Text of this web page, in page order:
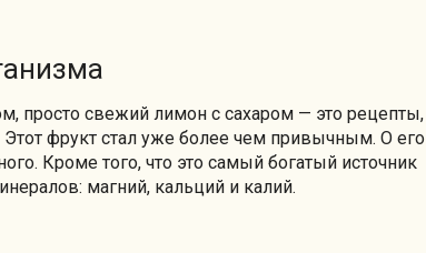
просто свежий лимон с сахаром — это рецепты,
фрукт стал уже более чем привычным. О его
Кроме того, что это самый богатый источник
магний, кальций и калий.